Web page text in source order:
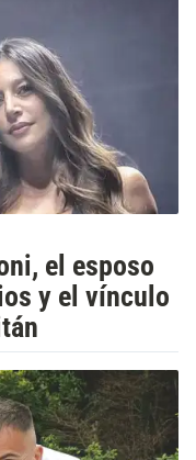
el esposo
y el vínculo